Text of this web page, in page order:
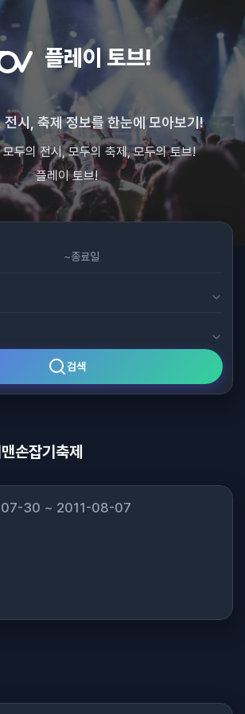
플레이 토브!
전시, 축제 정보를 한눈에 모아보기!
두의 전시, 모두의 축제, 모두의 토브!
플레이 토브!
~
검색
손잡기축제
07-30 ~ 2011-08-07